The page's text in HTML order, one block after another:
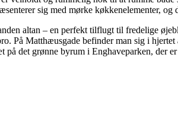
sig med mørke køkkenelementer,
altan – en perfekt tilflugt til fredelige
På Matthæusgade befinder man sig i
det grønne byrum i Enghaveparken, der